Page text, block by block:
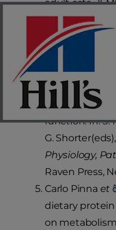
adult cats.
Hughes Ret al
large
cancer.
Microbiology
MacFarlane GT
fermentation,
function. In: S.
G. Shorter(eds),
Physiology,
Raven Press,
Carlo Pinna et
dietary
on